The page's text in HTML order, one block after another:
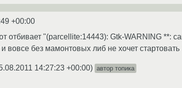
+00:00
отбивает "(parcellite:14443): Gtk-WARNING **:
вовсе без мамонтовых либ не хочет стартовать
14:27:23 +00:00) автор топика